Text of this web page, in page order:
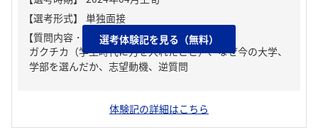
【質問内容・課題】
ガクチカ（学生時代に力を入れたこと）、なぜ今の大学、
学部を選んだか、志望動機、逆質問
選考体験記を見る（無料）
体験記の詳細はこちら